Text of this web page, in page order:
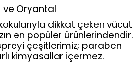
ve Oryantal
dikkat çeken vücut
en popüler ürünlerindendir.
çeşitlerimiz; paraben
kimyasallar içermez.